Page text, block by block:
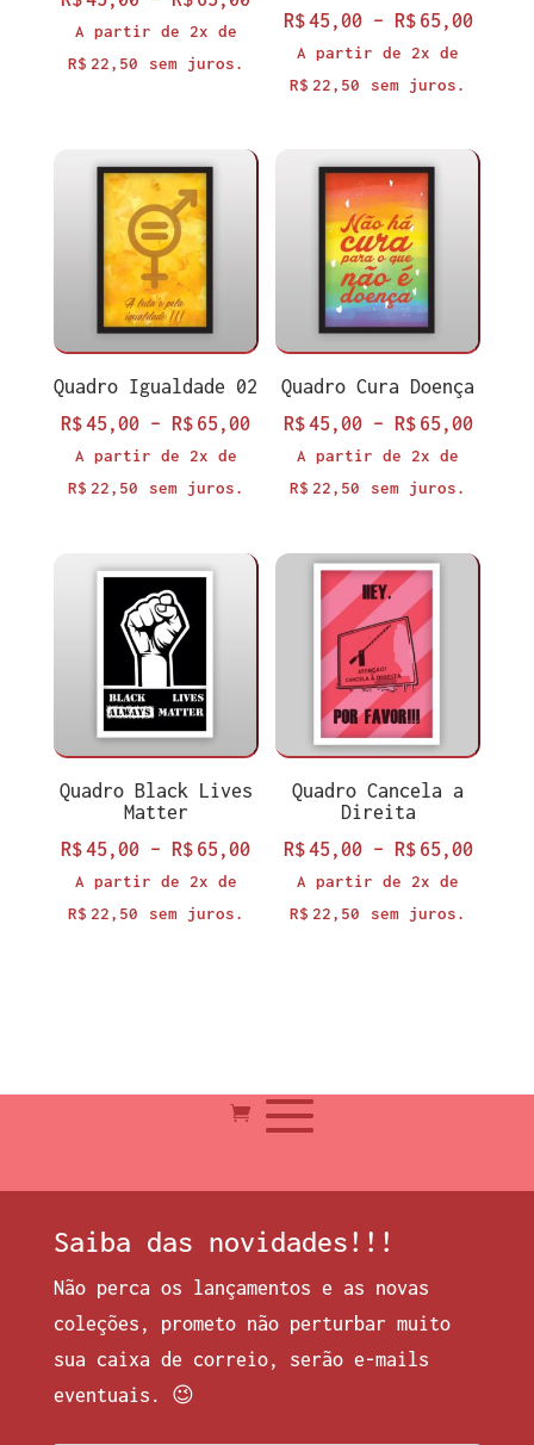
preço:
R$45,00
R$65,00
A partir de 2x de
R$ 22,50 sem juros.
R$45,00 – R$ 65,00Faixa
A partir de 2x de
R$ 22,50 sem juros.
Quadro Igualdade 02
R$45,00 – R$ 65,00Faixa
preço:
R$65,00
A partir de 2x de
R$ 22,50 sem juros.
Quadro Cura Doença
R$45,00 – R$ 65,00Faixa
A partir de 2x de
R$ 22,50 sem juros.
Quadro Black Lives
Matter
R$45,00 – R$ 65,00Faixa
preço:
A partir de 2x de
R$ 22,50 sem juros.
Quadro Cancela a
Direita
R$45,00 – R$ 65,00Faixa
A partir de 2x de
R$ 22,50 sem juros.
Saiba das novidades!!!
Não perca os lançamentos e as novas
coleções, prometo não perturbar muito
sua caixa de correio, serão e-mails
eventuais. 😉